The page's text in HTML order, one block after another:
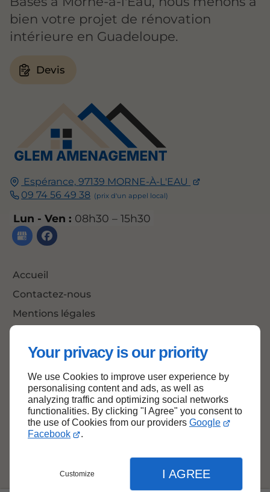
Your privacy is our priority
We use Cookies to improve user experience by
personalising content and ads, as well as
analyzing traffic and optimizing social networks
functionalities. By clicking "I Agree" you consent to
the use of Cookies from our providers Google
Facebook
.
Customize I AGREE
Espérance, 97139 MORNE-À-L'EAU
09 74 56 49 38
Lun - Ven : 08h30 – 15h30
Accueil
Contactez-nous
Mentions légales
bien votre projet de rénovation
intérieure en Guadeloupe.
Devis
Haut de page